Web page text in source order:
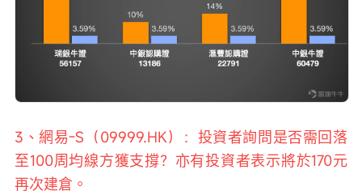
3、網易-S（09999.HK）：投資者詢問是否需回落
至100周均線方獲支撐？亦有投資者表示將於170元
再次建倉。